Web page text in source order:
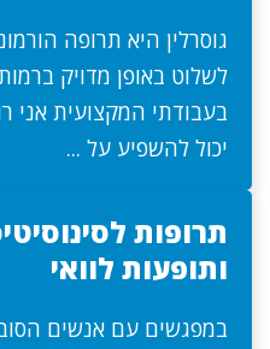
גוסרלין היא תרופה
לשלוט באופן מדויק
בעבודתי המקצועית אני
יכול להשפיע על ...
תרופות
ותופעות לוואי
במפגשים עם אנשים